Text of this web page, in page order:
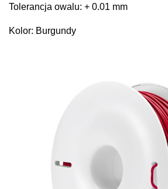
Tolerancja owalu: + 0.01 mm
Kolor: Burgundy